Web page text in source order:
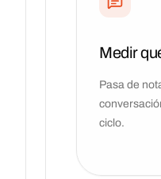
Medir
Pasa de
ciclo.